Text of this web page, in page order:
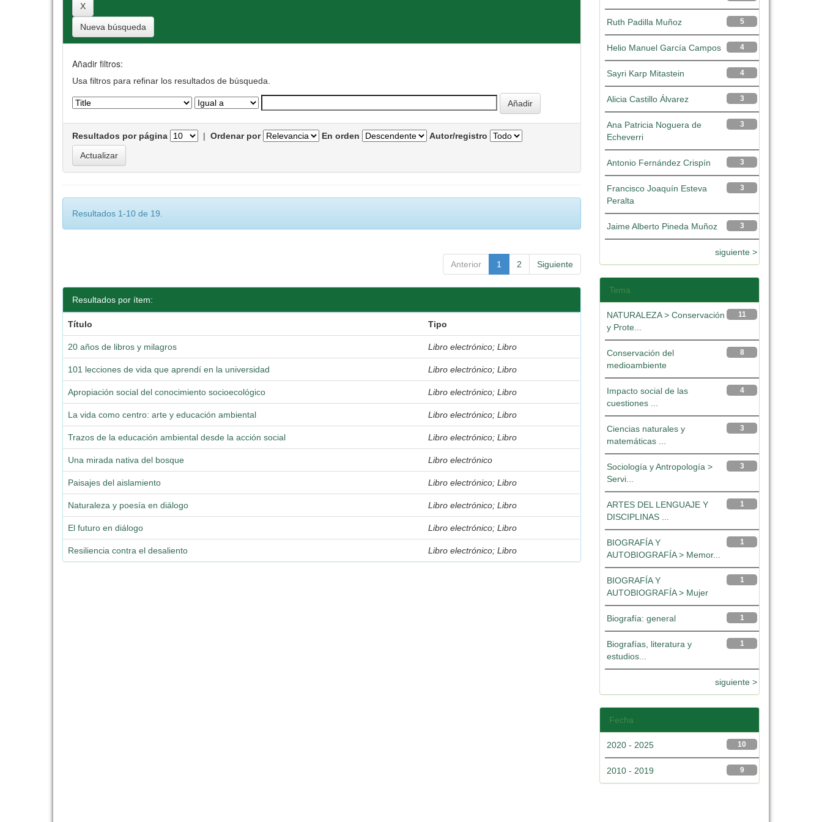
Nueva búsqueda
Añadir filtros:
Usa filtros para refinar los resultados de búsqueda.
Resultados por página | Ordenar por En orden Autor/registro
Resultados 1-10 de 19.
Anterior 1 2 Siguiente
Resultados por ítem:
Título Tipo
20 años de libros y milagros Libro electrónico; Libro
101 lecciones de vida que aprendí en la universidad Libro electrónico; Libro
Apropiación social del conocimiento socioecológico Libro electrónico; Libro
La vida como centro: arte y educación ambiental Libro electrónico; Libro
Trazos de la educación ambiental desde la acción social Libro electrónico; Libro
Una mirada nativa del bosque Libro electrónico
Paisajes del aislamiento Libro electrónico; Libro
Naturaleza y poesía en diálogo Libro electrónico; Libro
El futuro en diálogo Libro electrónico; Libro
Resiliencia contra el desaliento Libro electrónico; Libro
5
Ruth Padilla Muñoz
4
Helio Manuel García Campos
4
Sayri Karp Mitastein
3
Alicia Castillo Álvarez
3
Ana Patricia Noguera de
Echeverri
3
Antonio Fernández Crispín
3
Francisco Joaquín Esteva
Peralta
3
Jaime Alberto Pineda Muñoz
siguiente >
Tema
11
NATURALEZA > Conservación
y Prote...
8
Conservación del
medioambiente
4
Impacto social de las
cuestiones ...
3
Ciencias naturales y
matemáticas ...
3
Sociología y Antropología >
Servi...
1
ARTES DEL LENGUAJE Y
DISCIPLINAS ...
1
BIOGRAFÍA Y
AUTOBIOGRAFÍA > Memor...
1
BIOGRAFÍA Y
AUTOBIOGRAFÍA > Mujer
1
Biografía: general
1
Biografías, literatura y
estudios...
siguiente >
Fecha
10
2020 - 2025
9
2010 - 2019